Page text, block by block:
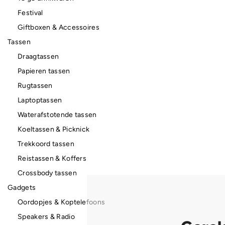
Festival
Giftboxen & Accessoires
Tassen
Draagtassen
Papieren tassen
Rugtassen
Laptoptassen
Waterafstotende tassen
Koeltassen & Picknick
Trekkoord tassen
Reistassen & Koffers
Crossbody tassen
Gadgets
Oordopjes & Koptelefoons
Speakers & Radio